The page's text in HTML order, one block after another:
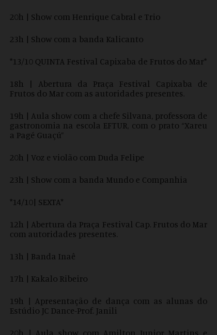
20h | Show com Henrique Cabral e Trio
23h | Show com a banda Kalicanto
*13/10 QUINTA Festival Capixaba de Frutos do Mar*
18h | Abertura da Praça Festival Capixaba de
Frutos do Mar com as autoridades presentes.
19h | Aula show com a chefe Silvana, professora de
gastronomia na escola EFTUR, com o prato “Xareu
a Pagé Guaçú”
20h | Voz e violão com Duda Felipe
23h | Show com a banda Mundo e Companhia
*14/10| SEXTA*
12h | Abertura da Praça Festival Cap. Frutos do Mar
com autoridades presentes.
13h | Banda Inaê
17h | Kakalo Ribeiro
19h | Apresentação de dança com as alunas do
Estúdio JC Dance-Prof. Janili
20h | Aula show com Amilton Junior Martins e